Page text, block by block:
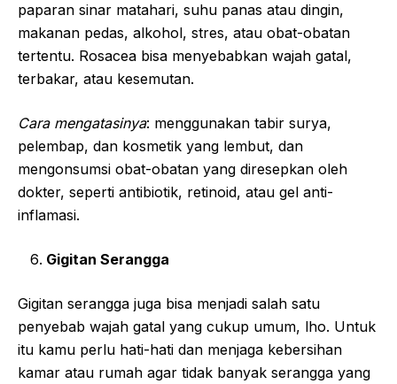
paparan sinar matahari, suhu panas atau dingin,
makanan pedas, alkohol, stres, atau obat-obatan
tertentu. Rosacea bisa menyebabkan wajah gatal,
terbakar, atau kesemutan.
Cara mengatasinya: menggunakan tabir surya,
pelembap, dan kosmetik yang lembut, dan
mengonsumsi obat-obatan yang diresepkan oleh
dokter, seperti antibiotik, retinoid, atau gel anti-
inflamasi.
Gigitan Serangga
Gigitan serangga juga bisa menjadi salah satu
penyebab wajah gatal yang cukup umum, lho. Untuk
itu kamu perlu hati-hati dan menjaga kebersihan
kamar atau rumah agar tidak banyak serangga yang